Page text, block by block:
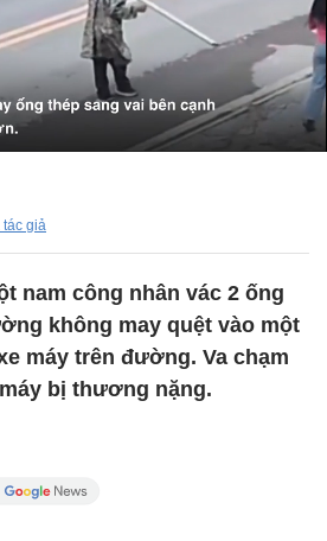
tác giả
nam công nhân vác 2 ống
không may quệt vào một
máy trên đường. Va chạm
bị thương nặng.